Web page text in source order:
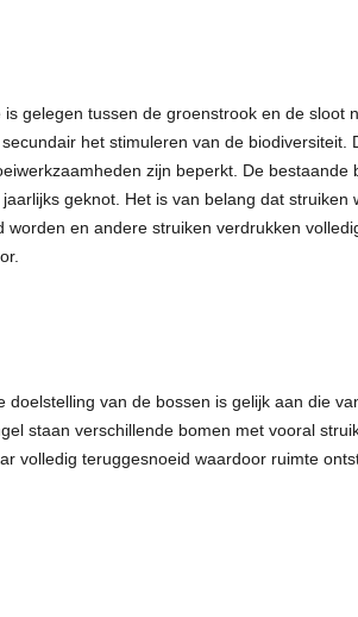
gelegen tussen de groenstrook en de sloot
het stimuleren van de biodiversiteit.
zijn beperkt. De bestaande
geknot. Het is van belang dat struiken
en andere struiken verdrukken
van de bossen is gelijk aan die
staan verschillende bomen met vooral
volledig teruggesnoeid waardoor ruimte